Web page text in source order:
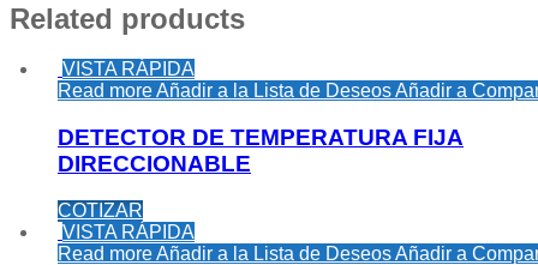
Related products
VISTA RÁPIDA
Read moreAñadir a la Lista de DeseosAñadir a
DETECTOR DE TEMPERATURA FIJA
DIRECCIONABLE
COTIZAR
VISTA RÁPIDA
Read moreAñadir a la Lista de DeseosAñadir a